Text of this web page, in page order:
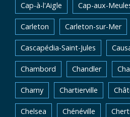
Cap-à-l'Aigle Cap-aux-
Carleton Carleton-sur-Mer
Cascapédia-Saint-Jules
Chambord Chandler
Charny Chartierville
Chelsea Chénéville